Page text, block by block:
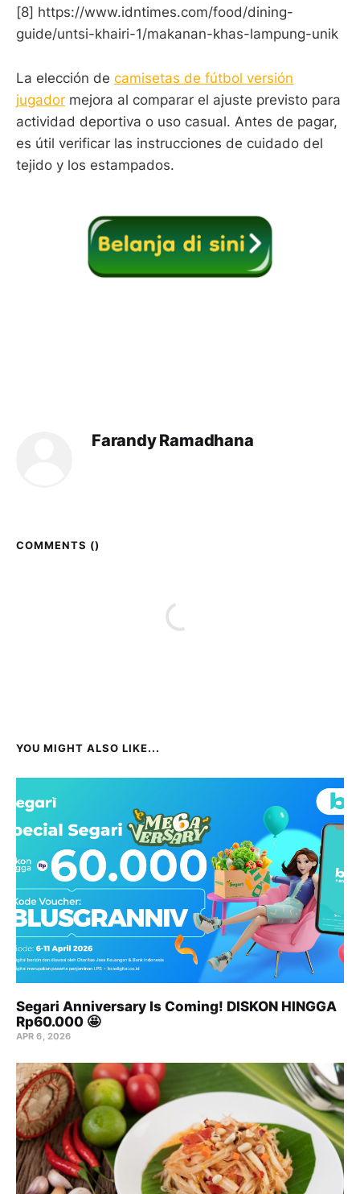
[8] https://www.idntimes.com/food/dining-
guide/untsi-khairi-1/makanan-khas-lampung-unik
La elección de camisetas de fútbol versión
jugador mejora al comparar el ajuste previsto para
actividad deportiva o uso casual. Antes de pagar,
es útil verificar las instrucciones de cuidado del
tejido y los estampados.
Farandy Ramadhana
COMMENTS ()
YOU MIGHT ALSO LIKE...
Segari Anniversary Is Coming! DISKON HINGGA
Rp60.000 🤩
APR 6, 2026